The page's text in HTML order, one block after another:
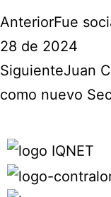
AnteriorFue
28 de 2024
SiguienteJuan
como nuevo